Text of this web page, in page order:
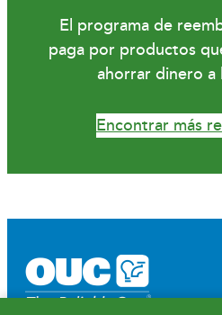
El programa de
paga por productos
ahorrar dinero a
Encontrar más